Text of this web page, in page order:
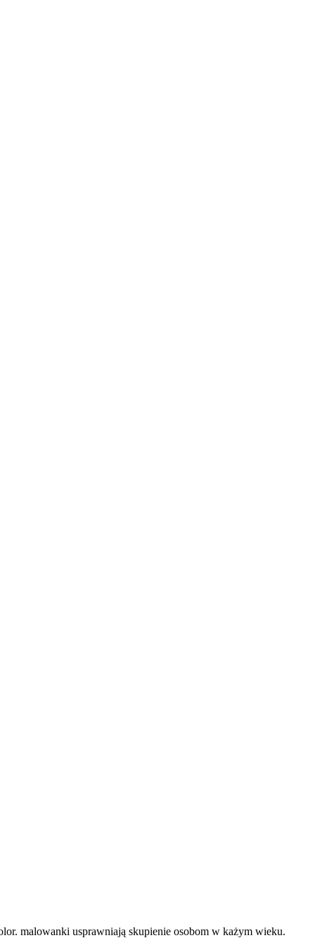
malowanki usprawniają skupienie osobom w każym wieku.